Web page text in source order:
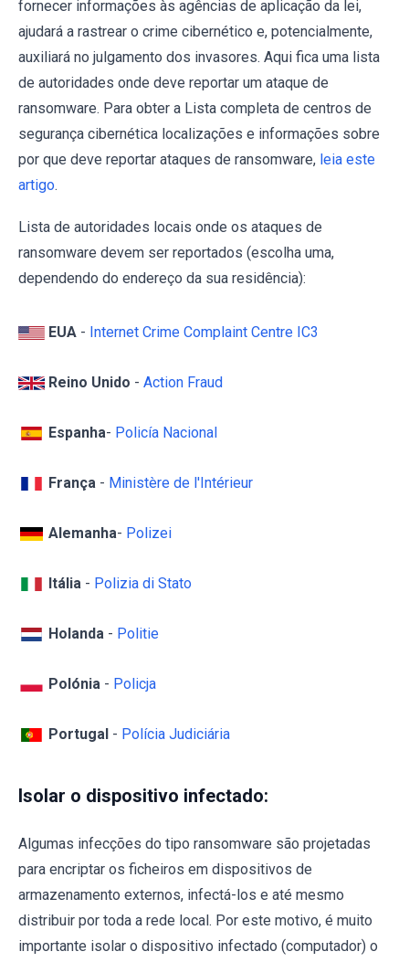
fornecer informações às agências de aplicação da lei,
ajudará a rastrear o crime cibernético e, potencialmente,
auxiliará no julgamento dos invasores. Aqui fica uma lista
de autoridades onde deve reportar um ataque de
ransomware. Para obter a Lista completa de centros de
segurança cibernética localizações e informações sobre
por que deve reportar ataques de ransomware, leia este
artigo.
Lista de autoridades locais onde os ataques de
ransomware devem ser reportados (escolha uma,
dependendo do endereço da sua residência):
EUA - Internet Crime Complaint Centre IC3
Reino Unido - Action Fraud
Espanha- Policía Nacional
França - Ministère de l'Intérieur
Alemanha- Polizei
Itália - Polizia di Stato
Holanda - Politie
Polónia - Policja
Portugal - Polícia Judiciária
Isolar o dispositivo infectado:
Algumas infecções do tipo ransomware são projetadas
para encriptar os ficheiros em dispositivos de
armazenamento externos, infectá-los e até mesmo
distribuir por toda a rede local. Por este motivo, é muito
importante isolar o dispositivo infectado (computador) o